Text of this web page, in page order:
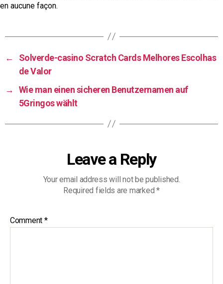
en aucune façon.
←
Solverde-casino Scratch Cards Melhores Escolhas
de Valor
→
Wie man einen sicheren Benutzernamen auf
5Gringos wählt
Leave a Reply
Your email address will not be published.
Required fields are marked *
Comment *